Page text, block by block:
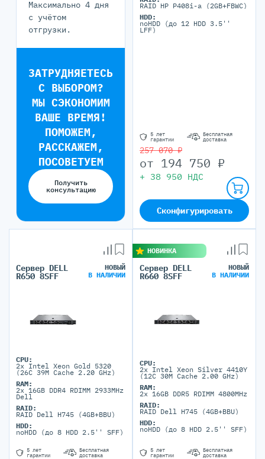
Максимально 4 дня
с учётом
отгрузки.
ЗАТРУДНЯЕТЕСЬ
С ВЫБОРОМ?
МЫ СЭКОНОМИМ
ВАШЕ ВРЕМЯ!
ПОМОЖЕМ,
РАССКАЖЕМ,
ПОСОВЕТУЕМ
Получить
консультацию
RAID HP P408i-a (2GB+FBWC)
HDD:
noHDD (до 12 HDD 3.5''
LFF)
5 лет
гарантии
Бесплатная
доставка
257 070 ₽
от 194 750 ₽
+ 38 950 НДС
Сконфигурировать
Сервер DELL
R650 8SFF
НОВЫЙ
В НАЛИЧИИ
CPU:
2x Intel Xeon Gold 5320
(26C 39M Cache 2.20 GHz)
RAM:
2x 16GB DDR4 RDIMM 2933MHz
Dell
RAID:
RAID Dell H745 (4GB+BBU)
HDD:
noHDD (до 8 HDD 2.5'' SFF)
5 лет
гарантии
Бесплатная
доставка
НОВИНКА
Сервер DELL
R660 8SFF
НОВЫЙ
В НАЛИЧИИ
CPU:
2x Intel Xeon Silver 4410Y
(12C 30M Cache 2.00 GHz)
RAM:
2x 16GB DDR5 RDIMM 4800MHz
RAID:
RAID Dell H745 (4GB+BBU)
HDD:
noHDD (до 8 HDD 2.5'' SFF)
5 лет
гарантии
Бесплатная
доставка